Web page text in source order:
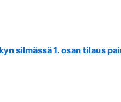
silmässä 1. osan tilaus